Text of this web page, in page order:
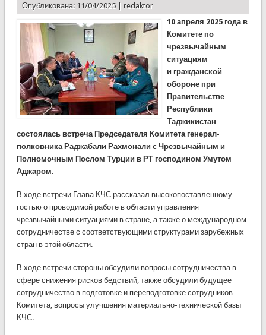
Опубликована: 11/04/2025 | redaktor
10 апреля 2025 года в
Комитете по
чрезвычайным
ситуациям
и гражданской
обороне при
Правительстве
Республики
Таджикистан
состоялась встреча Председателя Комитета генерал-
полковника Раджабали Рахмонали с Чрезвычайным и
Полномочным Послом Турции в РТ господином Умутом
Аджаром.
В ходе встречи Глава КЧС рассказал высокопоставленному
гостью о проводимой работе в области управления
чрезвычайными ситуациями в стране, а также о международном
сотрудничестве с соответствующими структурами зарубежных
стран в этой области.
В ходе встречи стороны обсудили вопросы сотрудничества в
сфере снижения рисков бедствий, также обсудили будущее
сотрудничество в подготовке и переподготовке сотрудников
Комитета, вопросы улучшения материально-технической базы
КЧС.